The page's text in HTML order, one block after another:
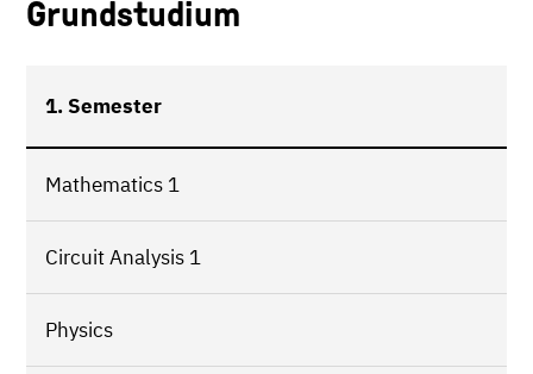
Grundstudium
1. Semester
Mathematics 1
Circuit Analysis 1
Physics